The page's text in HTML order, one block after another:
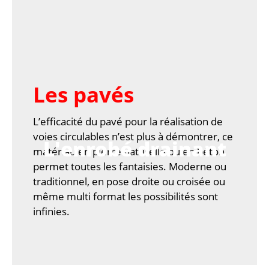
L'enrobé drainant
Les pavés
L’efficacité du pavé pour la réalisation de
voies circulables n’est plus à démontrer, ce
matériau en pierre naturelle ou en béton
permet toutes les fantaisies. Moderne ou
traditionnel, en pose droite ou croisée ou
même multi format les possibilités sont
infinies.